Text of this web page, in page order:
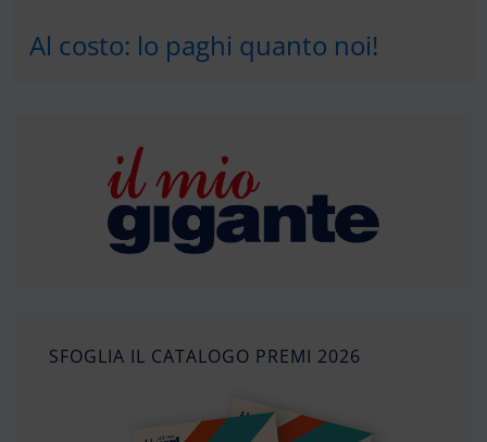
Al costo: lo paghi quanto noi!
SFOGLIA IL CATALOGO PREMI 2026